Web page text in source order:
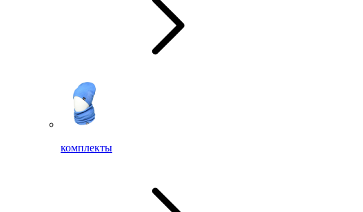
комплекты